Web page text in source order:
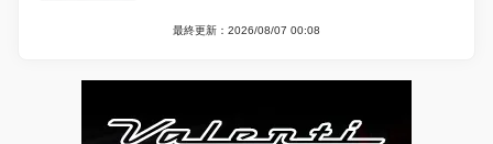
最終更新：2026/08/07 00:08